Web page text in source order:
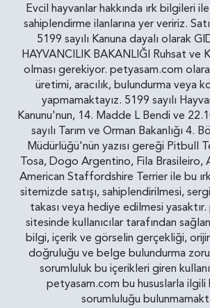
Evcil hayvanlar hakkında ırk bilgileri
sahiplendirme ilanlarına yer veririz.
5199 sayılı Kanuna dayalı olarak
HAYVANCILIK BAKANLIĞI Ruhsat ve
olması gerekiyor. petyasam.com
üretimi, aracılık, bulundurma veya
yapmamaktayız. 5199 sayılı
Kanunu'nun, 14. Madde L Bendi ve
sayılı Tarım ve Orman Bakanlığı 4.
Müdürlüğü'nün yazısı gereği Pitbull
Tosa, Dogo Argentino, Fila Brasileiro,
American Staffordshire Terrier ile bu
sitemizde satışı, sahiplendirilmesi,
takası veya hediye edilmesi
sitesinde kullanıcılar tarafından
bilgi, içerik ve görselin gerçekliği,
doğruluğu ve belge bulundurma
sorumluluk bu içerikleri giren
petyasam.com bu hususlarla ilgili
sorumluluğu